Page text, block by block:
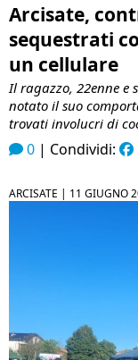
Arcisate,
sequestrati
un cellulare
Il ragazzo, 22enne e
notato il suo
trovati involucri di
0 | Condividi:
ARCISATE | 11 GIUGNO